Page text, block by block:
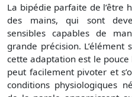
La bipédie parfaite de l’être
des mains, qui sont
sensibles capables de
grande précision.
cette adaptation est le
peut facilement pivoter et
conditions physiologiques